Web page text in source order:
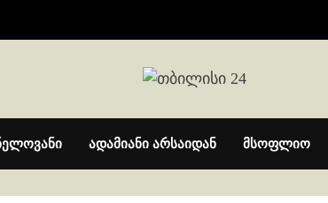
ადამიანი არსაიდან მსოფლიო